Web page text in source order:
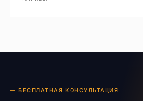
— БЕСПЛАТНАЯ КОНСУЛЬТАЦИЯ